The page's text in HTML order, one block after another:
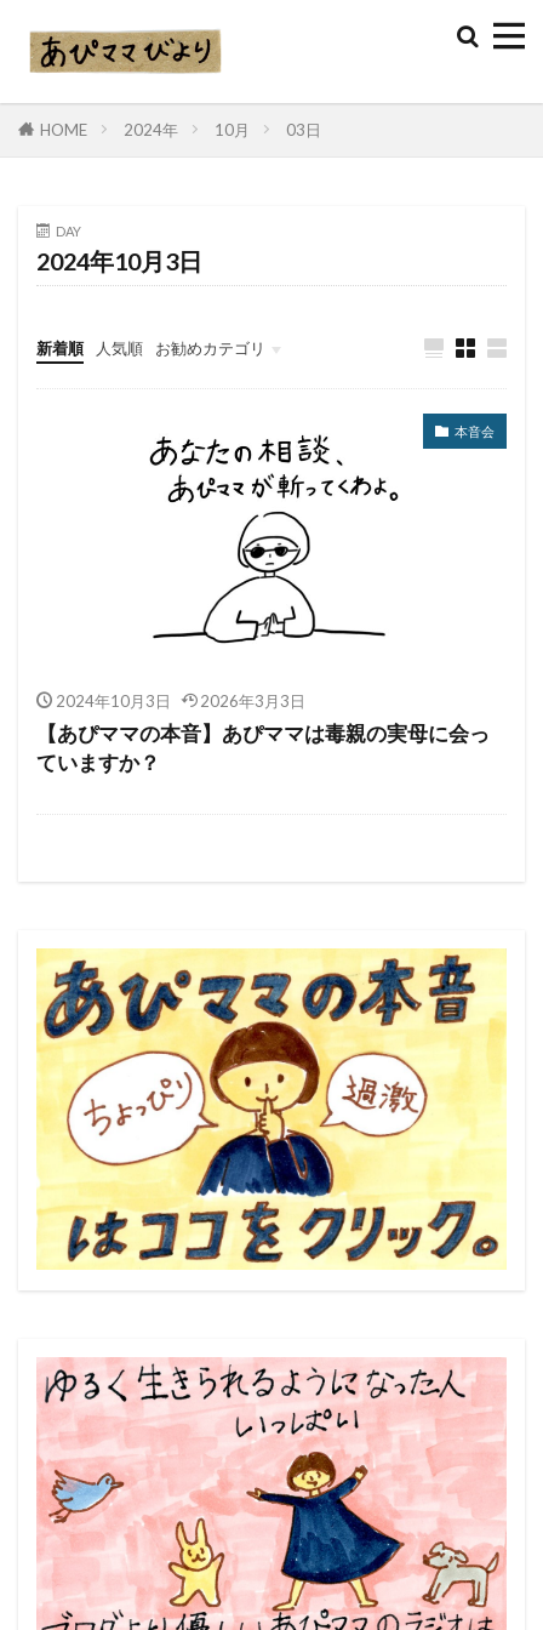
HOME 2024年 10月 03日
DAY
2024年10月3日
新着順 人気順 お勧めカテゴリ
本音会
2024年10月3日 2026年3月3日
【あぴママの本音】あぴママは毒親の実母に会っ
ていますか？